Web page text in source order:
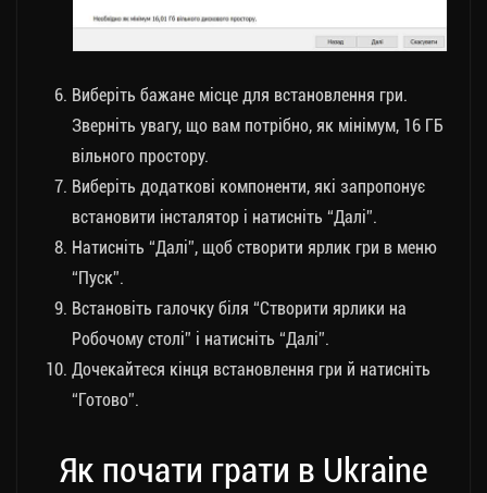
Виберіть бажане місце для встановлення гри.
Зверніть увагу, що вам потрібно, як мінімум, 16 ГБ
вільного простору.
Виберіть додаткові компоненти, які запропонує
встановити інсталятор і натисніть “Далі”.
Натисніть “Далі”, щоб створити ярлик гри в меню
“Пуск”.
Встановіть галочку біля “Створити ярлики на
Робочому столі” і натисніть “Далі”.
Дочекайтеся кінця встановлення гри й натисніть
“Готово”.
Як почати грати в Ukraine